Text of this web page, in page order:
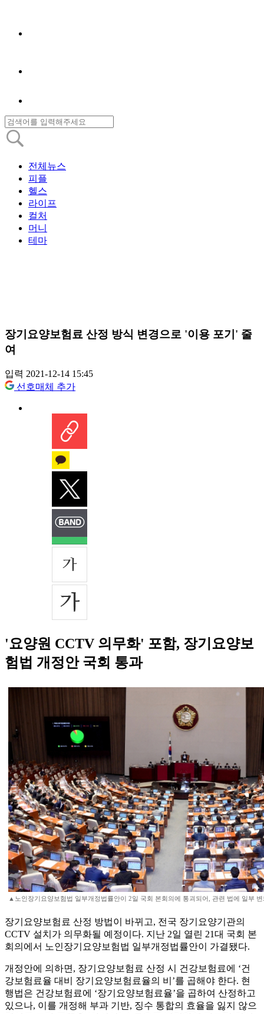
전체뉴스
피플
헬스
라이프
컬처
머니
테마
장기요양보험료 산정 방식 변경으로 '이용 포기' 줄
여
입력 2021-12-14 15:45
선호매체 추가
'요양원 CCTV 의무화' 포함, 장기요양보
험법 개정안 국회 통과
▲노인장기요양보험법 일부개정법률안이 2일 국회 본회의에 통괴되어, 관련 법에 일부
장기요양보험료 산정 방법이 바뀌고, 전국 장기요양기관의
CCTV 설치가 의무화될 예정이다. 지난 2일 열린 21대 국회 본
회의에서 노인장기요양보험법 일부개정법률안이 가결됐다.
개정안에 의하면, 장기요양보험료 산정 시 건강보험료에 ‘건
강보험료율 대비 장기요양보험료율의 비’를 곱해야 한다. 현
행법은 건강보험료에 ‘장기요양보험료율’을 곱하여 산정하고
있으나, 이를 개정해 부과 기반, 징수 통합의 효율을 잃지 않으